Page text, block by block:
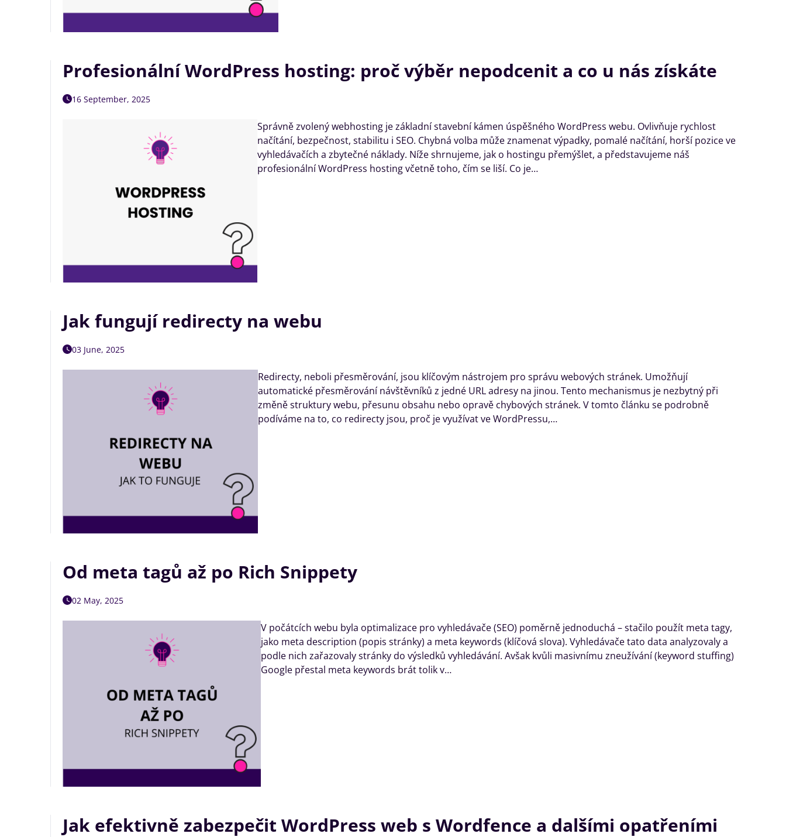
Profesionální WordPress hosting: proč výběr nepodcenit a co u nás získáte
16 September, 2025
Správně zvolený webhosting je základní stavební kámen úspěšného WordPress webu. Ovlivňuje rychlost
načítání, bezpečnost, stabilitu i SEO. Chybná volba může znamenat výpadky, pomalé načítání, horší pozice ve
vyhledávačích a zbytečné náklady. Níže shrnujeme, jak o hostingu přemýšlet, a představujeme náš
profesionální WordPress hosting včetně toho, čím se liší. Co je…
Jak fungují redirecty na webu
03 June, 2025
Redirecty, neboli přesměrování, jsou klíčovým nástrojem pro správu webových stránek. Umožňují
automatické přesměrování návštěvníků z jedné URL adresy na jinou. Tento mechanismus je nezbytný při
změně struktury webu, přesunu obsahu nebo opravě chybových stránek. V tomto článku se podrobně
podíváme na to, co redirecty jsou, proč je využívat ve WordPressu,…
Od meta tagů až po Rich Snippety
02 May, 2025
V počátcích webu byla optimalizace pro vyhledávače (SEO) poměrně jednoduchá – stačilo použít meta tagy,
jako meta description (popis stránky) a meta keywords (klíčová slova). Vyhledávače tato data analyzovaly a
podle nich zařazovaly stránky do výsledků vyhledávání. Avšak kvůli masivnímu zneužívání (keyword stuffing)
Google přestal meta keywords brát tolik v…
Jak efektivně zabezpečit WordPress web s Wordfence a dalšími opatřeními